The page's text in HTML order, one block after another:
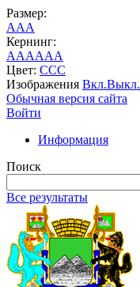
Размер:
AAA
Кернинг:
AAAAAA
Цвет: CCC
Изображения Вкл.Выкл.
Обычная версия сайта
Войти
Информация
Поиск
Все результаты